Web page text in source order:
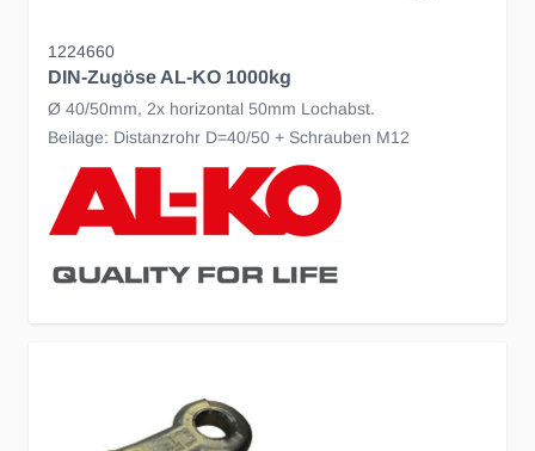
1224660
DIN-Zugöse AL-KO 1000kg
Ø 40/50mm, 2x horizontal 50mm Lochabst.
Beilage: Distanzrohr D=40/50 + Schrauben M12